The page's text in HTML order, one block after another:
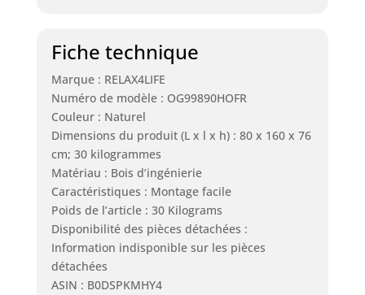
Fiche technique
Marque : RELAX4LIFE
Numéro de modèle : OG99890HOFR
Couleur : Naturel
Dimensions du produit (L x l x h) : 80 x 160 x 76
cm; 30 kilogrammes
Matériau : Bois d’ingénierie
Caractéristiques : Montage facile
Poids de l’article : 30 Kilograms
Disponibilité des pièces détachées :
Information indisponible sur les pièces
détachées
ASIN : B0DSPKMHY4